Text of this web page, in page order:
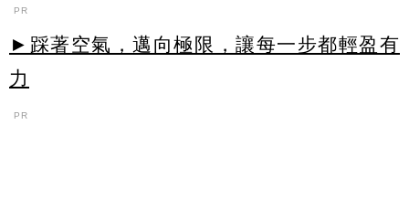
PR
►踩著空氣，邁向極限，讓每一步都輕盈有
力
PR